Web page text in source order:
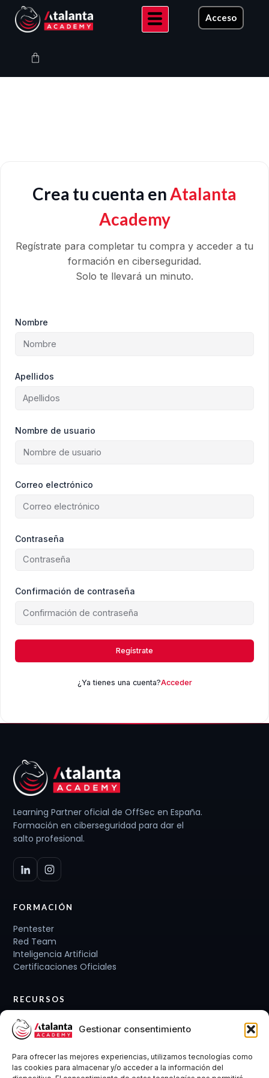
Gestionar consentimiento
Para ofrecer las mejores experiencias, utilizamos tecnologías como
las cookies para almacenar y/o acceder a la información del
contenido
Acceso
Carrito
Crea tu cuenta enAtalanta
Academy
Regístrate para completar tu compra y acceder a tu
formación en ciberseguridad.
Solo te llevará un minuto.
Nombre
Apellidos
Nombre de usuario
Correo electrónico
Contraseña
Confirmación de contraseña
Regístrate
¿Ya tienes una cuenta?Acceder
Learning Partner oficial de OffSec en España.
Formación en ciberseguridad para dar el
salto profesional.
FORMACIÓN
Pentester
Red Team
Inteligencia Artificial
Certificaciones Oficiales
RECURSOS
Planes de carrera
Cursos y Packs
Conócenos